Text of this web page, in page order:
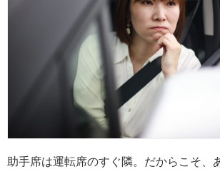
助手席は運転席のすぐ隣。だからこそ、